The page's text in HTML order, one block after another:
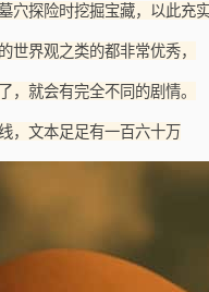
穴探险时挖掘宝藏，以此充
世界观之类的都非常优秀，
，就会有完全不同的剧情。
，文本足足有一百六十万